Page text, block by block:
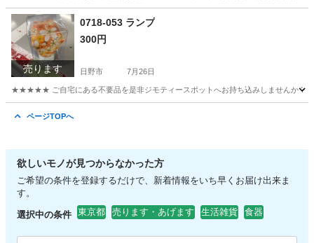
東京 日野市 ボードゲーム 現地
売ります
0718-053 ランプ
300円
日野市 7月26日
★★★★★ ご自宅にある不要品を是非ジモティースポットへお持ち込みしませんか？
ページTOPへ
欲しいモノが見つからなかった方
ご希望の条件を登録するだけで、新着情報をいち早くお届け出来ま
す。
選択中の条件 東京都 売ります・あげます 生活雑貨 食器